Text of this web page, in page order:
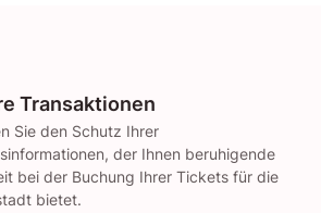
Transaktionen
Sie den Schutz Ihrer
der Ihnen beruhigende
bei der Buchung Ihrer Tickets für die
bietet.